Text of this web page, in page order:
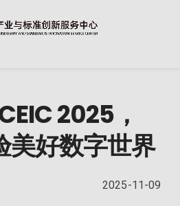
2025，
美好数字世界
2025-11-09